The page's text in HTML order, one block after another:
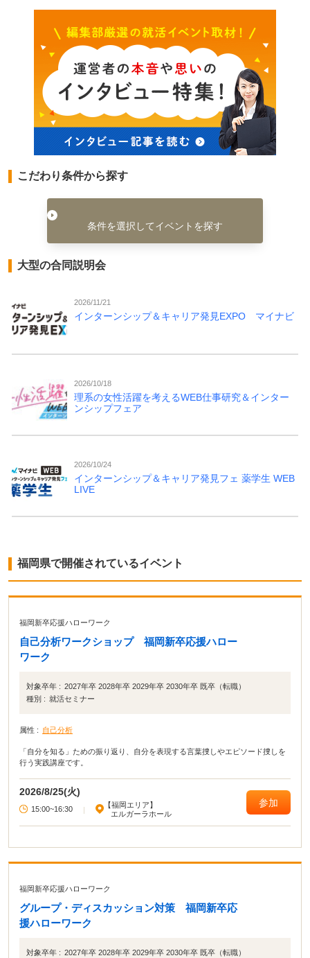
こだわり条件から探す
条件を選択してイベントを探す
大型の合同説明会
2026/11/21
インターンシップ＆キャリア発見EXPO マイナビ
2026/10/18
理系の女性活躍を考えるWEB仕事研究＆インター
ンシップフェア
2026/10/24
インターンシップ＆キャリア発見フェ 薬学生 WEB
LIVE
福岡県で開催されているイベント
福岡新卒応援ハローワーク
自己分析ワークショップ 福岡新卒応援ハロー
ワーク
対象卒年 : 2027年卒 2028年卒 2029年卒 2030年卒 既卒（転職）
種別 : 就活セミナー
属性 : 自己分析
「自分を知る」ための振り返り、自分を表現する言葉捜しやエピソード捜しを
行う実践講座です。
2026/8/25(火)
15:00~16:30 |
【福岡エリア】
エルガーラホール
参加
福岡新卒応援ハローワーク
グループ・ディスカッション対策 福岡新卒応
援ハローワーク
対象卒年 : 2027年卒 2028年卒 2029年卒 2030年卒 既卒（転職）